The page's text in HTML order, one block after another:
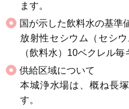
ます。
国が示した飲料水の基準
放射性セシウム（セシ
（飲料水）10ベクレル毎
供給区域について
本城浄水場は、概ね長
す。